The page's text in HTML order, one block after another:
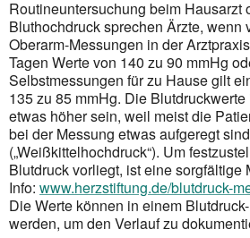
Routineuntersuchung beim Hausarzt
Bluthochdruck sprechen Ärzte, wenn
Oberarm-Messungen in der
Tagen Werte von 140 zu 90 mmHg
Selbstmessungen für zu Hause gilt
135 zu 85 mmHg. Die
etwas höher sein, weil meist die
bei der Messung etwas aufgeregt sind
(„Weißkittelhochdruck“). Um
Blutdruck vorliegt, ist eine sorgfältige
Info: www.herzstiftung.de/blutdruck-
Die Werte können in einem
werden, um den Verlauf zu